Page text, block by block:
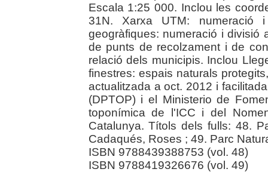
Escala 1:25 000. Inclou les
31N. Xarxa UTM: numeració
geogràfiques: numeració i divisió
de punts de recolzament i de
relació dels municipis. Inclou
finestres: espais naturals
actualitzada a oct. 2012 i
(DPTOP) i el Ministerio de
toponímica de l'ICC i del
Catalunya. Títols dels fulls: 48.
Cadaqués, Roses ; 49. Parc
ISBN 9788439388753 (vol. 48)
ISBN 9788419326676 (vol. 49)